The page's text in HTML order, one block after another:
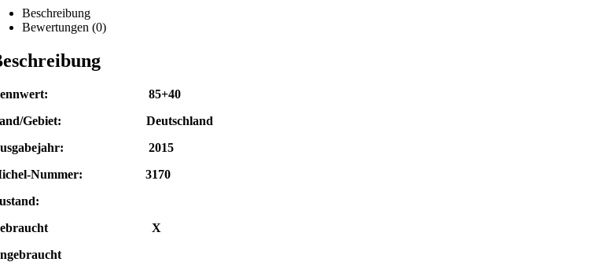
Beschreibung
Bewertungen (0)
85+40
Gebiet: Deutschland
2015
Nummer: 3170
X